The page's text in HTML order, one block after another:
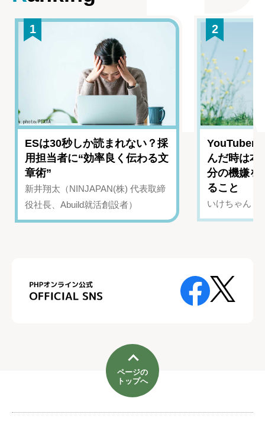
1
ESは30秒しか読まれない？採
用担当者に“効率良く伝わる文
章術”
新井翔太（NINJAPAN(株) 代表取締
役社長、Abuild就活創設者）
2
YouTuber
んだ時は
分の機嫌を
ること
いけちゃん（
ページの
トップへ